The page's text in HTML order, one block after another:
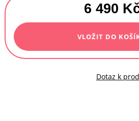
6 490
Měrná
cena:
VLOŽIT DO
Dotaz k